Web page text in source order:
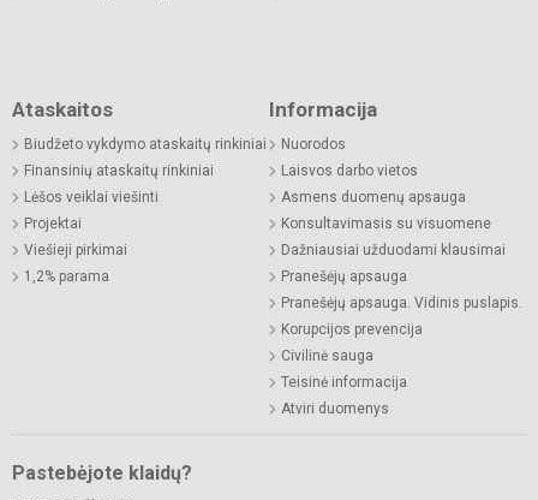
Ataskaitos
Biudžeto vykdymo ataskaitų rinkiniai
Finansinių ataskaitų rinkiniai
Lėšos veiklai viešinti
Projektai
Viešieji pirkimai
1,2% parama
Informacija
Nuorodos
Laisvos darbo vietos
Asmens duomenų apsauga
Konsultavimasis su visuomene
Dažniausiai užduodami klausimai
Pranešėjų apsauga
Pranešėjų apsauga. Vidinis puslapis.
Korupcijos prevencija
Civilinė sauga
Teisinė informacija
Atviri duomenys
Pastebėjote klaidų?